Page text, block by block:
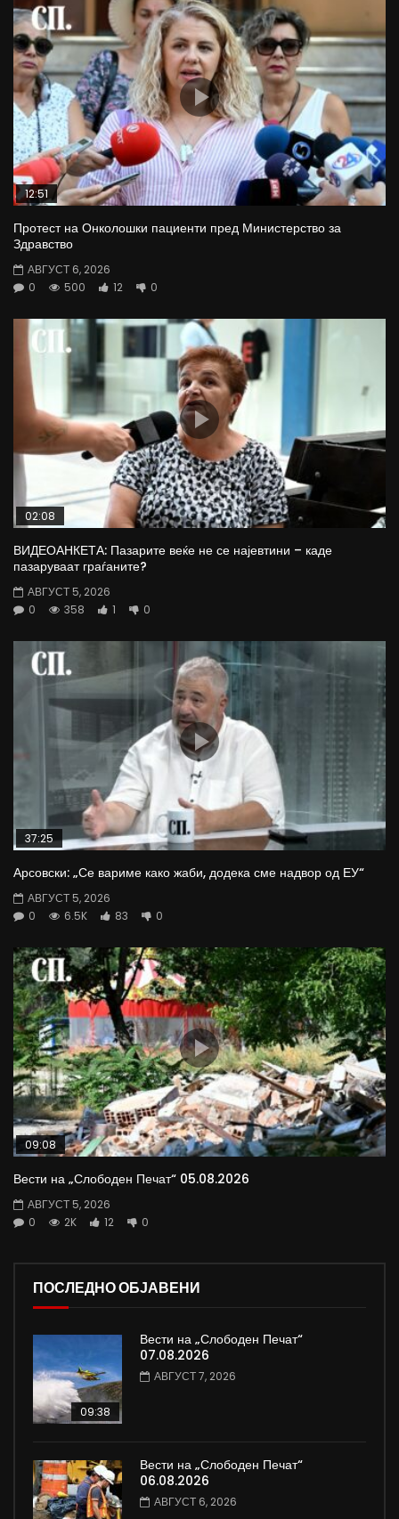
12:51
Протест на Онколошки пациенти пред Министерство за
Здравство
АВГУСТ 6, 2026
0
500 12 0
02:08
ВИДЕОАНКЕТА: Пазарите веќе не се најевтини – каде
пазаруваат граѓаните?
АВГУСТ 5, 2026
0
358 1 0
37:25
Арсовски: „Се вариме како жаби, додека сме надвор од ЕУ“
АВГУСТ 5, 2026
0
6.5K 83 0
09:08
Вести на „Слободен Печат“ 05.08.2026
АВГУСТ 5, 2026
0
2K 12 0
ПОСЛЕДНО ОБЈАВЕНИ
09:38
Вести на „Слободен Печат“
07.08.2026
АВГУСТ 7, 2026
Вести на „Слободен Печат“
06.08.2026
АВГУСТ 6, 2026